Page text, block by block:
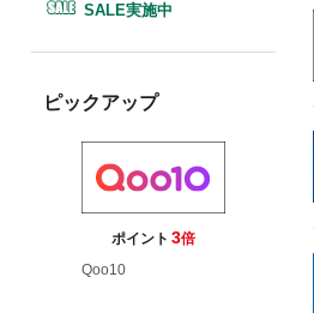
SALE実施中
ピックアップ
ポイント 3倍
Qoo10